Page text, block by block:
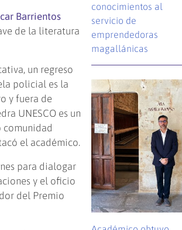
Barrientos
de la literatura
un regreso
policial es la
y fuera de
UNESCO es un
comunidad
el académico.
para dialogar
y el oficio
del Premio
conocimientos al
servicio de
emprendedoras
magallánicas